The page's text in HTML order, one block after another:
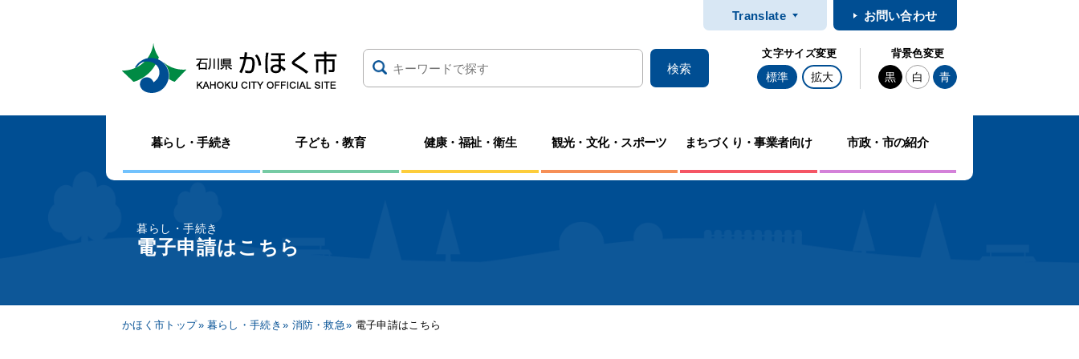
Translate
お問い合わせ
検索
文字サイズ変更
標準 拡大
背景色変更
黒 白 青
暮らし・手続き 子ども・教育 健康・福祉・衛生 観光・文化・スポーツ まちづくり・事業者向け 市政・市の紹介
暮らし・手続き
電子申請はこちら
かほく市トップ 暮らし・手続き 消防・救急 電子申請はこちら